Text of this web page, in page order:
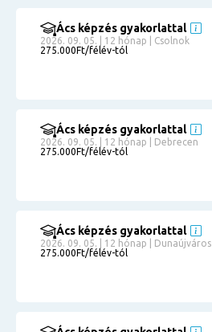
Ács képzés gyakorlattal
2026. 09. 05. | 12 hónap | Csolnok
275.000Ft/félév-tól
Ács képzés gyakorlattal
2026. 09. 05. | 12 hónap | Debrecen
275.000Ft/félév-tól
Ács képzés gyakorlattal
2026. 09. 05. | 12 hónap | Dunaújváros
275.000Ft/félév-tól